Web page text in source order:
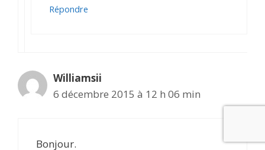
Répondre
Williamsii
6 décembre 2015 à 12 h 06 min
Bonjour.